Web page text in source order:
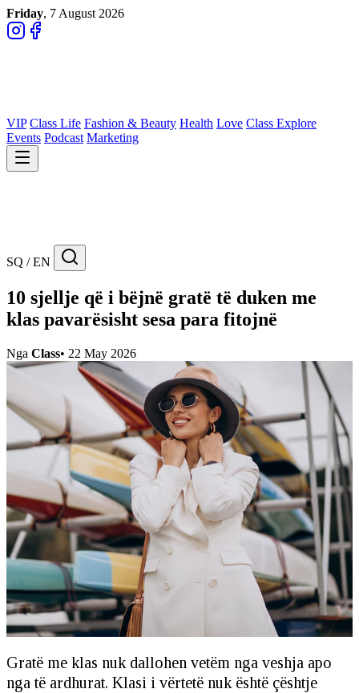
Friday, 7 August 2026
VIP Class Life Fashion & Beauty Health Love Class Explore
Events Podcast Marketing
SQ / EN
10 sjellje që i bëjnë gratë të duken me
klas pavarësisht sesa para fitojnë
Nga Class• 22 May 2026
Gratë me klas nuk dallohen vetëm nga veshja apo
nga të ardhurat. Klasi i vërtetë nuk është çështje